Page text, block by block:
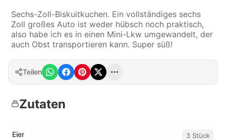
Sechs-Zoll-Biskuitkuchen. Ein vollständiges sechs
Zoll großes Auto ist weder hübsch noch praktisch,
also habe ich es in einen Mini-Lkw umgewandelt, der
auch Obst transportieren kann. Super süß!
Teilen
Zutaten
Eier 3 Stück